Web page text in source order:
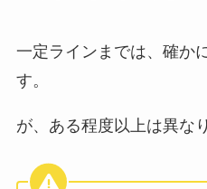
一定ラインまでは、確か
す。
が、ある程度以上は異な